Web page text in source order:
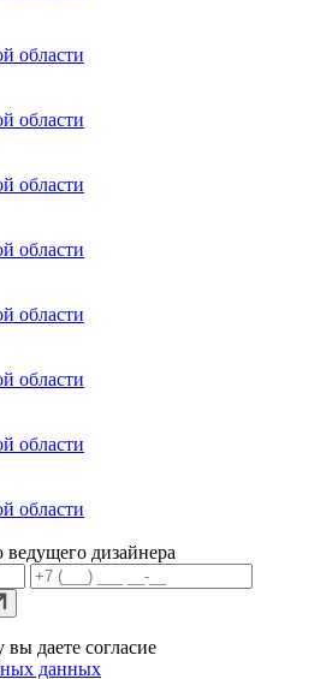
области
области
области
области
области
области
области
области
дизайнера
даете согласие
данных